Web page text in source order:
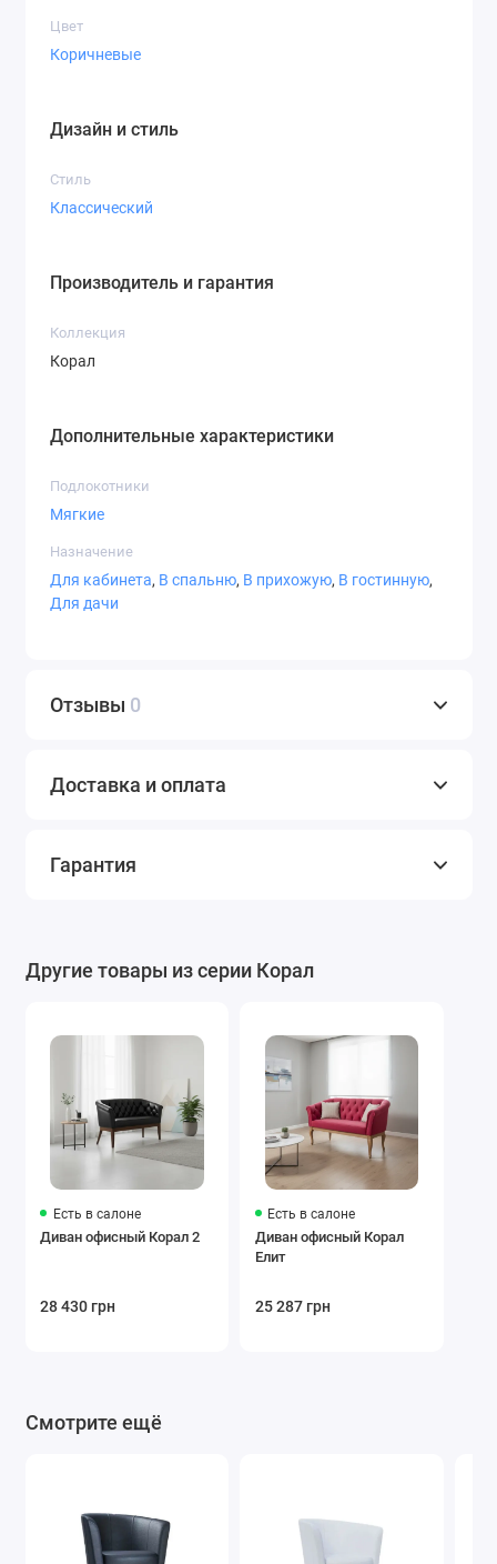
Цвет
Коричневые
Дизайн и стиль
Стиль
Классический
Производитель и гарантия
Коллекция
Корал
Дополнительные характеристики
Подлокотники
Мягкие
Назначение
Для кабинета, В спальню, В прихожую, В гостинную,
Для дачи
Отзывы 0
Доставка и оплата
Гарантия
Другие товары из серии Корал
Есть в салоне
Диван офисный Корал 2
28 430 грн
Есть в салоне
Диван офисный Корал
Елит
25 287 грн
Смотрите ещё